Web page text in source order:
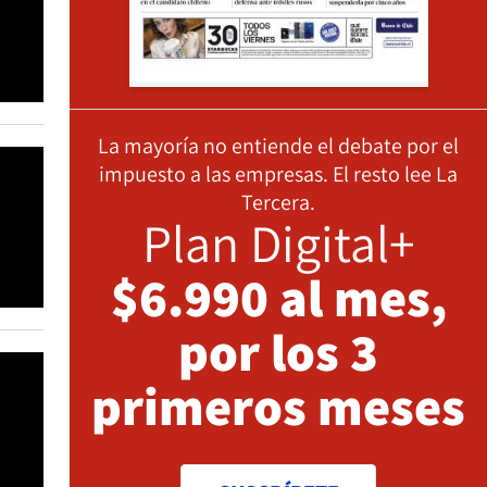
La mayoría no entiende el debate por el
impuesto a las empresas. El resto lee La
Tercera.
Plan Digital+
$6.990 al mes,
por los 3
primeros meses